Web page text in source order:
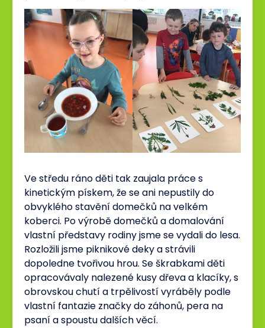
Ve středu ráno děti tak zaujala práce s
kinetickým pískem, že se ani nepustily do
obvyklého stavění domečků na velkém
koberci. Po výrobě domečků a domalování
vlastní představy rodiny jsme se vydali do lesa.
Rozložili jsme piknikové deky a strávili
dopoledne tvořivou hrou. Se škrabkami děti
opracovávaly nalezené kusy dřeva a klacíky, s
obrovskou chutí a trpělivostí vyráběly podle
vlastní fantazie značky do záhonů, pera na
psaní a spoustu dalších věcí.